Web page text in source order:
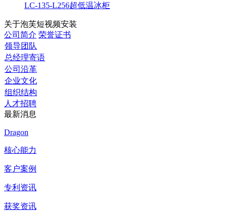
LC-135-L256超低温冰柜
关于泡芙短视频安装
公司简介 荣誉证书
领导团队
总经理寄语
公司沿革
企业文化
组织结构
人才招聘
最新消息
Dragon
核心能力
客户案例
专利资讯
获奖资讯